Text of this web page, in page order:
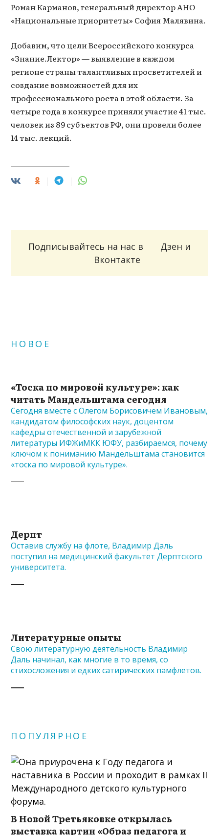
Роман Карманов, генеральный директор АНО
«Национальные приоритеты» София Малявина.
Добавим, что цели Всероссийского конкурса
«Знание.Лектор» — выявление в каждом
регионе страны талантливых просветителей и
создание возможностей для их
профессионального роста в этой области. За
четыре года в конкурсе приняли участие 41 тыс.
человек из 89 субъектов РФ, они провели более
14 тыс. лекций.
Подписывайтесь на нас в Дзен и
Вконтакте
НОВОЕ
«Тоска по мировой культуре»: как
читать Мандельштама сегодня
Сегодня вместе с Олегом Борисовичем Ивановым,
кандидатом философских наук, доцентом
кафедры отечественной и зарубежной
литературы ИФЖиМКК ЮФУ, разбираемся, почему
ключом к пониманию Мандельштама становится
«тоска по мировой культуре».
Дерпт
Оставив службу на флоте, Владимир Даль
поступил на медицинский факультет Дерптского
университета.
Литературные опыты
Свою литературную деятельность Владимир
Даль начинал, как многие в то время, со
стихосложения и едких сатирических памфлетов.
ПОПУЛЯРНОЕ
В Новой Третьяковке открылась
выставка картин «Образ педагога и